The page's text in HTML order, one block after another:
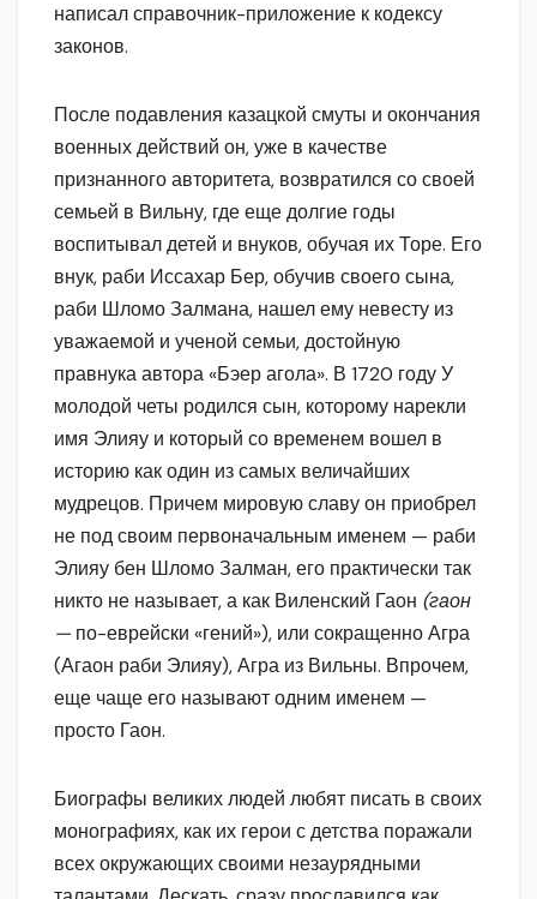
написал справочник-приложение к кодексу
законов.
После подавления казацкой смуты и окончания
военных действий он, уже в качестве
признанного авторитета, возвратился со своей
семьей в Вильну, где еще долгие годы
воспитывал детей и внуков, обучая их Торе. Его
внук, раби Иссахар Бер, обучив своего сына,
раби Шломо Залмана, нашел ему невесту из
уважаемой и ученой семьи, достойную
правнука автора «Бэер агола». В 1720 году У
молодой четы родился сын, которому нарекли
имя Элияу и который со временем вошел в
историю как один из самых величайших
мудрецов. Причем мировую славу он приобрел
не под своим первоначальным именем — раби
Элияу бен Шломо Залман, его практически так
никто не называет, а как Виленский Гаон (гаон
— по-еврейски «гений»), или сокращенно Агра
(Агаон раби Элияу), Агра из Вильны. Впрочем,
еще чаще его называют одним именем —
просто Гаон.
Биографы великих людей любят писать в своих
монографиях, как их герои с детства поражали
всех окружающих своими незаурядными